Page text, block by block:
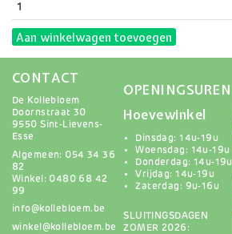
Aan winkelwagen toevoegen
CONTACT
De Kollebloem
Doornstraat 30
9550 Sint-Lievens-
Esse
Algemeen: 054 34 36
82
Winkel: 0480 68 42
99
info@kollebloem.be
winkel@kollebloem.be
OPENINGSUREN
Hoevewinkel
Dinsdag: 14u-19u
Woensdag: 14u-19u
Donderdag: 14u-19u
Vrijdag: 14u-19u
Zaterdag: 9u-16u
SLUITINGSDAGEN
ZOMER 2026: